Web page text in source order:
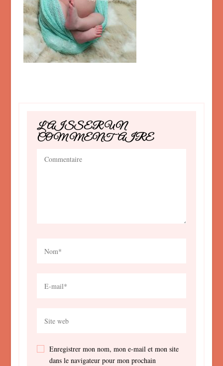
LAISSER UN
COMMENTAIRE
Enregistrer mon nom, mon e-mail et mon site
dans le navigateur pour mon prochain